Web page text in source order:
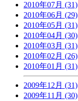
2010年07月 (31)
2010年06月 (29)
2010年05月 (31)
2010年04月 (30)
2010年03月 (31)
2010年02月 (26)
2010年01月 (31)
2009年12月 (31)
2009年11月 (30)